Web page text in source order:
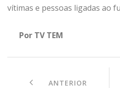
vítimas e pessoas ligadas ao
Por TV TEM
ANTERIOR